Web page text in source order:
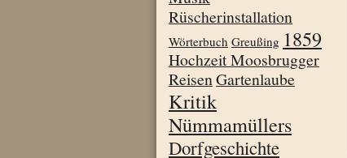
Rüscherinstallation
Wörterbuch Greußing 1859
Hochzeit Moosbrugger
ReisenGartenlaube
Kritik
Nümmamüllers
Dorfgeschichte